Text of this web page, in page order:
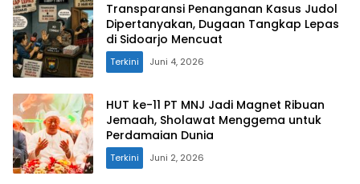
Transparansi Penanganan Kasus Judol
Dipertanyakan, Dugaan Tangkap Lepas
di Sidoarjo Mencuat
Terkini Juni 4, 2026
HUT ke-11 PT MNJ Jadi Magnet Ribuan
Jemaah, Sholawat Menggema untuk
Perdamaian Dunia
Terkini Juni 2, 2026